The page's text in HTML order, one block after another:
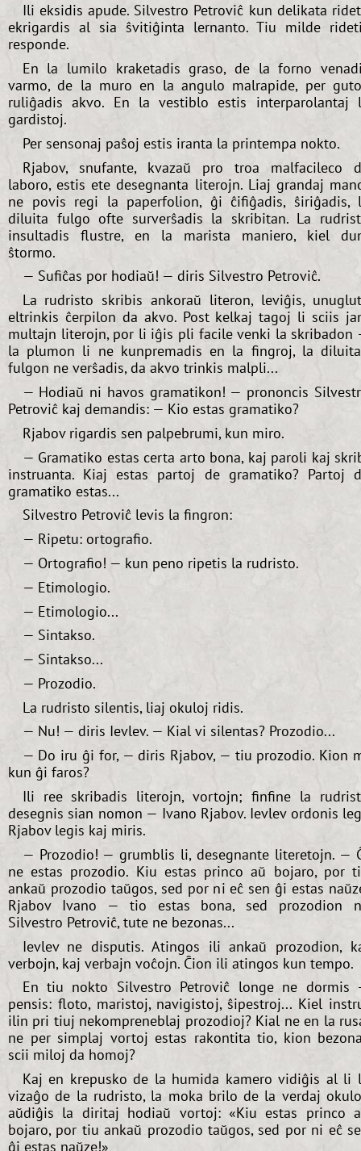
Ili eksidis apude. Silvestro Petroviĉ kun delikata
ekrigardis al sia ŝvitiĝinta lernanto. Tiu milde
responde.
En la lumilo kraketadis graso, de la forno
varmo, de la muro en la angulo malrapide, per
ruliĝadis akvo. En la vestiblo estis interparolantaj
gardistoj.
Per sensonaj paŝoj estis iranta la printempa nokto.
Rjabov, snufante, kvazaŭ pro troa malfacileco
laboro, estis ete desegnanta literojn. Liaj grandaj
ne povis regi la paperfolion, ĝi ĉifiĝadis, ŝiriĝadis,
diluita fulgo ofte surverŝadis la skribitan. La
insultadis flustre, en la marista maniero, kiel
ŝtormo.
— Sufiĉas por hodiaŭ! — diris Silvestro Petroviĉ.
La rudristo skribis ankoraŭ literon, leviĝis,
eltrinkis ĉerpilon da akvo. Post kelkaj tagoj li sciis
multajn literojn, por li iĝis pli facile venki la skribadon
la plumon li ne kunpremadis en la fingroj, la
fulgon ne verŝadis, da akvo trinkis malpli...
— Hodiaŭ ni havos gramatikon! — prononcis
Petroviĉ kaj demandis: — Kio estas gramatiko?
Rjabov rigardis sen palpebrumi, kun miro.
— Gramatiko estas certa arto bona, kaj paroli kaj
instruanta. Kiaj estas partoj de gramatiko? Partoj
gramatiko estas...
Silvestro Petroviĉ levis la fingron:
— Ripetu: ortografio.
— Ortografio! — kun peno ripetis la rudristo.
— Etimologio.
— Etimologio...
— Sintakso.
— Sintakso...
— Prozodio.
La rudristo silentis, liaj okuloj ridis.
— Nu! — diris Ievlev. — Kial vi silentas? Prozodio...
— Do iru ĝi for, — diris Rjabov, — tiu prozodio. Kion
kun ĝi faros?
Ili ree skribadis literojn, vortojn; finfine la
desegnis sian nomon — Ivano Rjabov. Ievlev ordonis
Rjabov legis kaj miris.
— Prozodio! — grumblis li, desegnante literetojn. —
ne estas prozodio. Kiu estas princo aŭ bojaro, por
ankaŭ prozodio taŭgos, sed por ni eĉ sen ĝi estas
Rjabov Ivano — tio estas bona, sed prozodion
Silvestro Petroviĉ, tute ne bezonas...
Ievlev ne disputis. Atingos ili ankaŭ prozodion,
verbojn, kaj verbajn voĉojn. Ĉion ili atingos kun tempo.
En tiu nokto Silvestro Petroviĉ longe ne dormis
pensis: floto, maristoj, navigistoj, ŝipestroj... Kiel
ilin pri tiuj nekompreneblaj prozodioj? Kial ne en la
ne per simplaj vortoj estas rakontita tio, kion
scii miloj da homoj?
Kaj en krepusko de la humida kamero vidiĝis al li
vizaĝo de la rudristo, la moka brilo de la verdaj
aŭdiĝis la diritaj hodiaŭ vortoj: «Kiu estas princo
bojaro, por tiu ankaŭ prozodio taŭgos, sed por ni eĉ
ĝi estas naŭze!»